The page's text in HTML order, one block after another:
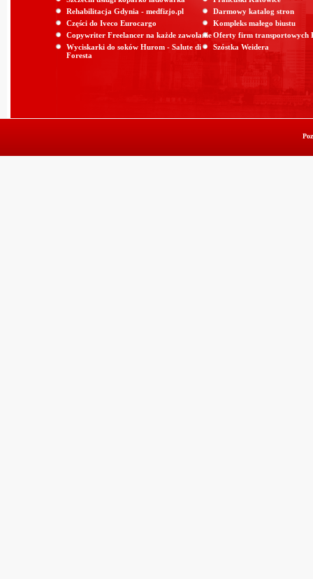
Rehabilitacja Gdynia - medfizjo.pl
Części do Iveco Eurocargo
Copywriter Freelancer na każde zawołanie
Wyciskarki do soków Hurom - Salute di
Foresta
Darmowy katalog stron
Kompleks małego biustu
Oferty firm transportowych
Szóstka Weidera